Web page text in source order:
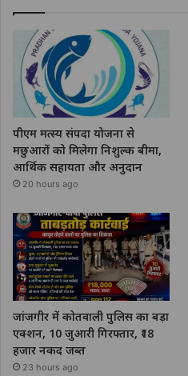
पीएम मत्स्य संपदा योजना से
मछुआरों को मिलेगा निशुल्क बीमा,
आर्थिक सहायता और अनुदान
20 hours ago
जांजगीर में कोतवाली पुलिस का बड़ा
एक्शन, 10 जुआरी गिरफ्तार, ₹18
हजार नकद जब्त
23 hours ago